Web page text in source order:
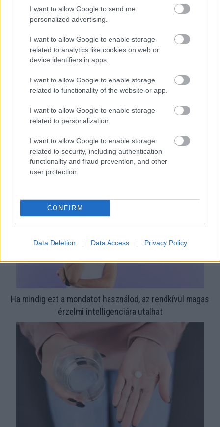
I want to allow Google to send me
personalized advertising.
I want to allow Google to enable storage
related to analytics like cookies on web or
device identifiers in apps.
I want to allow Google to enable storage
related to functionality of the website or app.
I want to allow Google to enable storage
related to personalization.
I want to allow Google to enable storage
related to security, including authentication
functionality and fraud prevention, and other
user protection.
CONFIRM
Data Deletion Data Access Privacy Policy
megoldás, mint gondolnád
Nem ecettel és nem szódabikarbónával: ezzel lesz
újra csillogó a vízköves csap
Ha mindig ezt a mondatot használod, az rendkívül magas
érzelmi intelligenciára utalhat